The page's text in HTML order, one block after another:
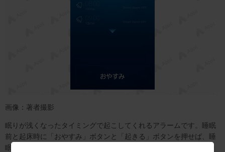
画像：著者撮影
眠りが浅くなったタイミングで起こしてくれるアラームです。睡眠
前と起床時に「おやすみ」ボタンと「起きる」ボタンを押せば、睡
眠ログをつけることができます。睡眠ログはpdfでの出力が可能な